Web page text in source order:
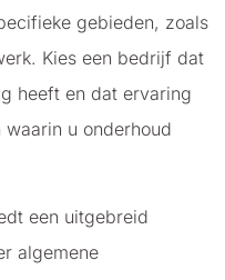
gebieden, zoals
Kies een bedrijf dat
heeft en dat ervaring
u onderhoud
een uitgebreid
algemene